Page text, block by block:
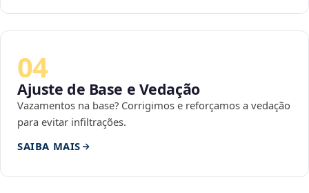
04
Ajuste de Base e Vedação
Vazamentos na base? Corrigimos e reforçamos a vedação
para evitar infiltrações.
SAIBA MAIS